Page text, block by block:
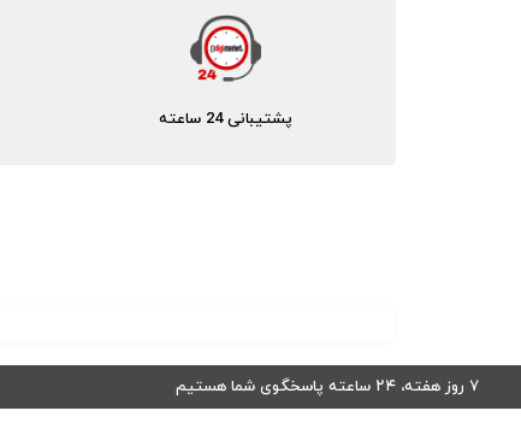
پشتیبانی 24 ساعته
۷ روز هفته، ۲۴ ساعته پاسخگوی شما هستیم